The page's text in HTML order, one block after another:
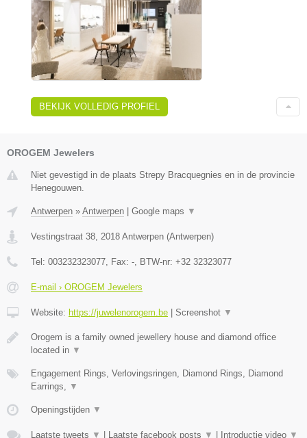
BEKIJK VOLLEDIG PROFIEL
OROGEM Jewelers
Niet gevestigd in de plaats Strepy Bracquegnies en in de provincie
Henegouwen.
Antwerpen » Antwerpen Google maps ▼
Vestingstraat 38 2018 Antwerpen (Antwerpen)
Tel: 003232323077 , Fax: - , BTW-nr: +32 32323077
E-mail › OROGEM Jewelers
Website: https://juwelenorogem.be Screenshot ▼
Orogem is a family owned jewellery house and diamond office
located in ▼
Engagement Rings, Verlovingsringen, Diamond Rings, Diamond
Earrings,
▼
Openingstijden ▼
Laatste tweets ▼ Laatste facebook posts ▼ Introductie video ▼